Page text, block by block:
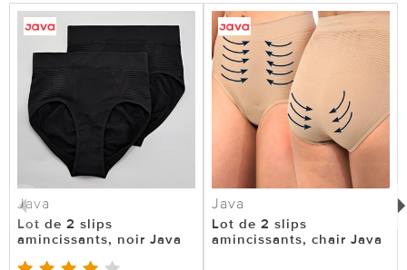
Java
Lot de 2 slips
amincissants, noir Java
Java
Lot de 2 slips
amincissants, chair Java